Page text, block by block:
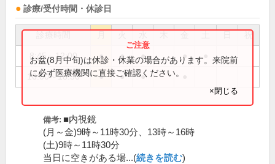
診療/受付時間・休診日
祝
8:45～12:00 ● ● ● ●
16:00～18:30 ● ● ●
お盆(8月中旬)は休診・休業の場合があります。来院前
に必ず医療機関に直接ご確認ください。
×閉じる
備考: ■内視鏡
(月～金)9時～11時30分、13時～16時
(土)9時～11時30分
当日に空きがある場...(続きを読む)